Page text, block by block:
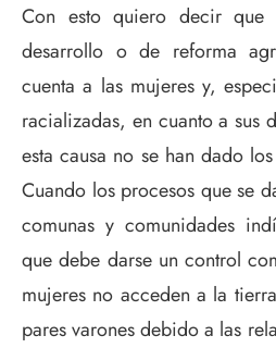
Con esto quiero decir que
desarrollo o de reforma
cuenta a las mujeres y,
racializadas, en cuanto a sus
esta causa no se han dado
Cuando los procesos que se
comunas y comunidades
que debe darse un control
mujeres no acceden a la
pares varones debido a las